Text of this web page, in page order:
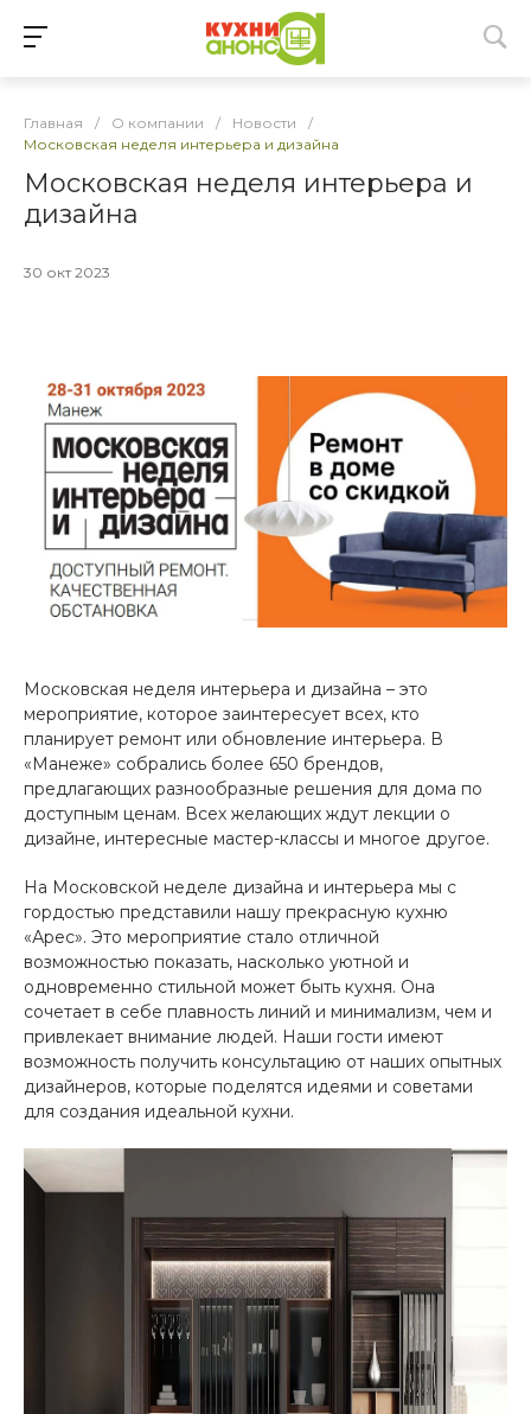
Главная / О компании / Новости
/
Московская неделя интерьера и дизайна
Московская неделя интерьера и
дизайна
30 окт 2023
Московская неделя интерьера и дизайна – это
мероприятие, которое заинтересует всех, кто
планирует ремонт или обновление интерьера. В
«Манеже» собрались более 650 брендов,
предлагающих разнообразные решения для дома по
доступным ценам. Всех желающих ждут лекции о
дизайне, интересные мастер-классы и многое другое.
На Московской неделе дизайна и интерьера мы с
гордостью представили нашу прекрасную кухню
«Арес». Это мероприятие стало отличной
возможностью показать, насколько уютной и
одновременно стильной может быть кухня. Она
сочетает в себе плавность линий и минимализм, чем и
привлекает внимание людей. Наши гости имеют
возможность получить консультацию от наших опытных
дизайнеров, которые поделятся идеями и советами
для создания идеальной кухни.